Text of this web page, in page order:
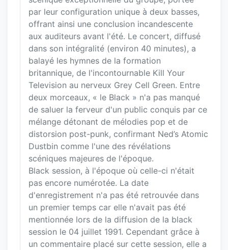
par leur configuration unique à deux basses,
offrant ainsi une conclusion incandescente
aux auditeurs avant l'été. Le concert, diffusé
dans son intégralité (environ 40 minutes), a
balayé les hymnes de la formation
britannique, de l'incontournable Kill Your
Television au nerveux Grey Cell Green. Entre
deux morceaux, « le Black » n'a pas manqué
de saluer la ferveur d'un public conquis par ce
mélange détonant de mélodies pop et de
distorsion post-punk, confirmant Ned’s Atomic
Dustbin comme l'une des révélations
scéniques majeures de l'époque.
Black session, à l'époque où celle-ci n'était
pas encore numérotée. La date
d'enregistrement n'a pas été retrouvée dans
un premier temps car elle n'avait pas été
mentionnée lors de la diffusion de la black
session le 04 juillet 1991. Cependant grâce à
un commentaire placé sur cette session, elle a